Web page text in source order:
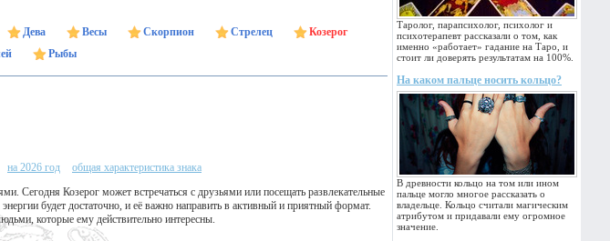
Таролог, парапсихолог, психолог и
психотерапевт рассказали о том, как
именно «работает» гадание на Таро, и
стоит ли доверять результатам на 100%.
На каком пальце носить кольцо?
В древности кольцо на том или ином
пальце могло многое рассказать о
владельце. Кольцо считали магическим
атрибутом и придавали ему огромное
значение.
Дева Весы Скорпион Стрелец
Козерог
Рыбы
на 2026 год
общая характеристика знака
Козерог может встречаться с друзьями или посещать развлекательные
будет достаточно, и её важно направить в активный и приятный формат.
которые ему действительно интересны.